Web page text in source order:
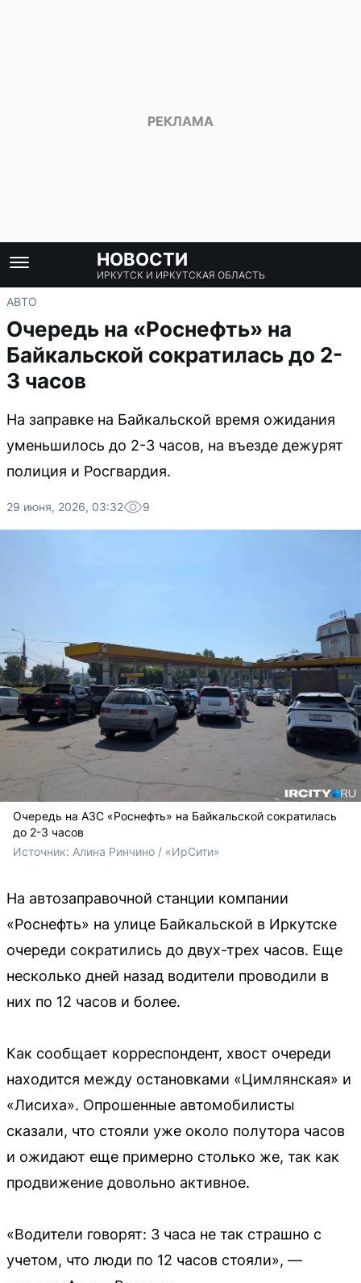
НОВОСТИ
ИРКУТСК И ИРКУТСКАЯ ОБЛАСТЬ
АВТО
Очередь на «Роснефть» на
Байкальской сократилась до 2-
3 часов
На заправке на Байкальской время ожидания
уменьшилось до 2-3 часов, на въезде дежурят
полиция и Росгвардия.
29 июня, 2026, 03:32 9
Очередь на АЗС «Роснефть» на Байкальской сократилась
до 2-3 часов
Источник: Алина Ринчино / «ИрСити»
На автозаправочной станции компании
«Роснефть» на улице Байкальской в Иркутске
очереди сократились до двух-трех часов. Еще
несколько дней назад водители проводили в
них по 12 часов и более.
Как сообщает корреспондент, хвост очереди
находится между остановками «Цимлянская» и
«Лисиха». Опрошенные автомобилисты
сказали, что стояли уже около полутора часов
и ожидают еще примерно столько же, так как
продвижение довольно активное.
«Водители говорят: 3 часа не так страшно с
учетом, что люди по 12 часов стояли», —